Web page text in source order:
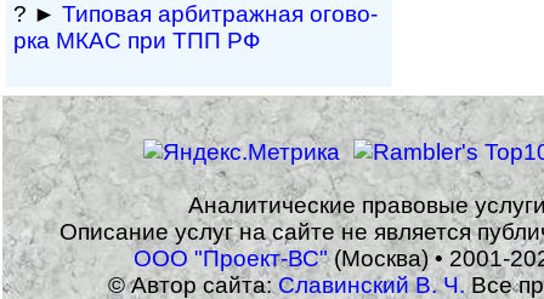
? ► Типовая ар­бит­раж­ная ого­во­
рка МКАС при ТПП РФ
Аналитические правовые
Описание услуг на сайте не является
ООО "Проект-ВС"(Москва) • 2001-
© Автор сайта:Славинский В. Ч.Все